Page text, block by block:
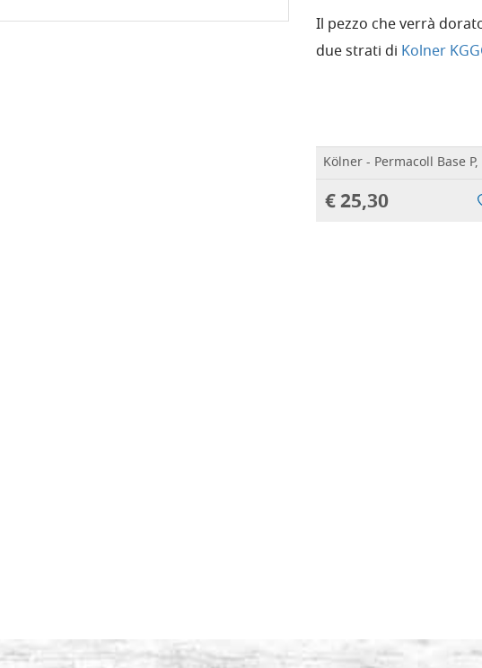
Il pezzo che verrà
due strati di Kolner
Kölner - Permacoll Base
€ 25,30